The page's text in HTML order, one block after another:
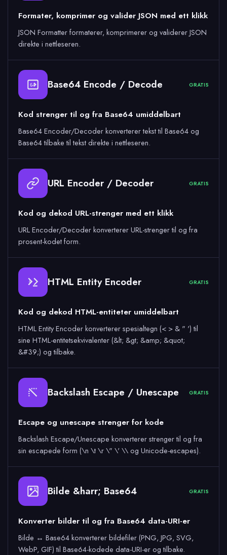
Formater, komprimer og valider JSON med ett klikk
JSON Formatter formaterer, komprimerer og validerer JSON
direkte i nettleseren.
64 Base64 Encode / Decode GRATIS
Kod strenger til og fra Base64 umiddelbart
Base64 Encoder/Decoder konverterer tekst til Base64 og
Base64 tilbake til tekst direkte i nettleseren.
URL Encoder / Decoder GRATIS
Kod og dekod URL-strenger med ett klikk
URL Encoder/Decoder konverterer URL-strenger til og fra
prosent-kodet form.
& HTML Entity Encoder GRATIS
Kod og dekod HTML-entiteter umiddelbart
HTML Entity Encoder konverterer spesialtegn (< > & " ') til
sine HTML-entitetsekvivalenter (&lt; &gt; &amp; &quot;
&#39;) og tilbake.
Backslash Escape / Unescape GRATIS
Escape og unescape strenger for kode
Backslash Escape/Unescape konverterer strenger til og fra
sin escapede form (\n \t \r \" \' \\ og Unicode-escapes).
64 Bilde &harr; Base64 GRATIS
Konverter bilder til og fra Base64 data-URI-er
Bilde ↔ Base64 konverterer bildefiler (PNG, JPG, SVG,
WebP, GIF) til Base64-kodede data-URI-er og tilbake.